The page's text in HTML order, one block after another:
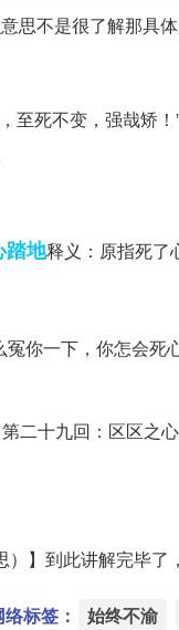
思不是很了解那具
至死不变，强哉
踏地释义：原指死了
你一下，你怎会死
二十九回：区区之
】到此讲解完毕了
络标签： 始终不渝